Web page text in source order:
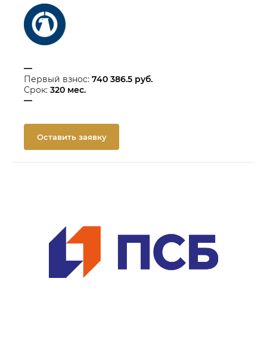
—
Первый взнос: 740 386.5 руб.
Срок: 320 мес.
—
Оставить заявку